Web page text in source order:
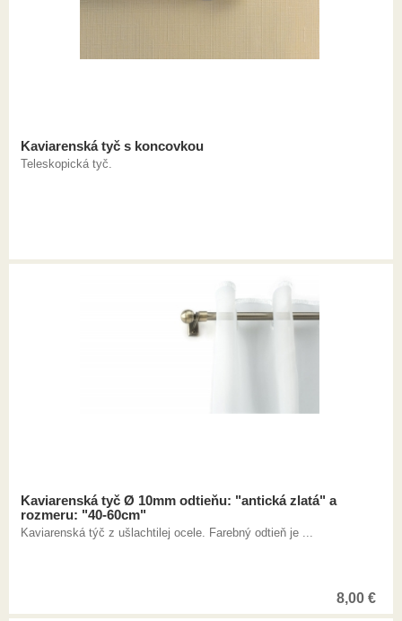
Kaviarenská tyč s koncovkou
Teleskopická tyč.
Kaviarenská tyč Ø 10mm odtieňu: "antická zlatá" a
rozmeru: "40-60cm"
Kaviarenská týč z ušlachtilej ocele. Farebný odtieň je ...
8,00 €